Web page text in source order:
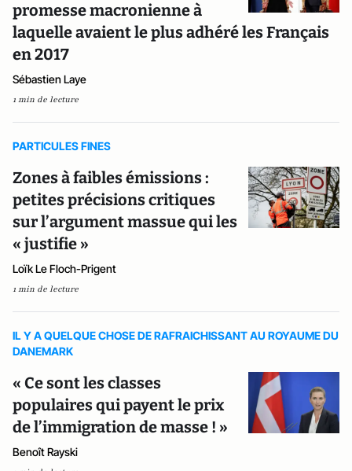
promesse macronienne à
laquelle avaient le plus adhéré les Français
en 2017
Sébastien Laye
1 min de lecture
PARTICULES FINES
Zones à faibles émissions :
petites précisions critiques
sur l’argument massue qui les
« justifie »
Loïk Le Floch-Prigent
1 min de lecture
IL Y A QUELQUE CHOSE DE RAFRAICHISSANT AU ROYAUME DU
DANEMARK
« Ce sont les classes
populaires qui payent le prix
de l’immigration de masse ! »
Benoît Rayski